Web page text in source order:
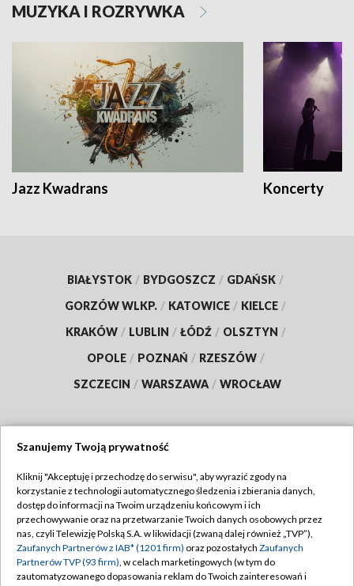
MUZYKA I ROZRYWKA
Jazz Kwadrans Koncerty
BIAŁYSTOK / BYDGOSZCZ / GDAŃSK /
GORZÓW WLKP. / KATOWICE / KIELCE /
KRAKÓW / LUBLIN / ŁÓDŹ / OLSZTYN /
OPOLE / POZNAŃ / RZESZÓW /
SZCZECIN / WARSZAWA / WROCŁAW
TVP
Abonament TVP
Emisja w TVP
Centrum informacji TVP
Regulamin TVP
Polityka prywatności
Moje zgody
Szanujemy Twoją prywatność
Kliknij "Akceptuję i przechodzę do serwisu", aby wyrazić zgody na
korzystanie z technologii automatycznego śledzenia i zbierania danych,
dostęp do informacji na Twoim urządzeniu końcowym i ich
przechowywanie oraz na przetwarzanie Twoich danych osobowych przez
nas, czyli Telewizję Polską S.A. w likwidacji (zwaną dalej również „TVP”),
Zaufanych Partnerów z IAB* (1201 firm) oraz pozostałych Zaufanych
Partnerów TVP (93 firm), w celach marketingowych (w tym do
zautomatyzowanego dopasowania reklam do Twoich zainteresowań i